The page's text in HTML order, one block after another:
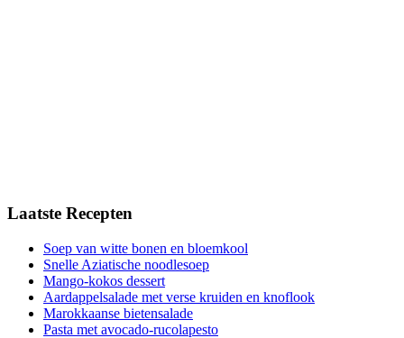
Laatste Recepten
Soep van witte bonen en bloemkool
Snelle Aziatische noodlesoep
Mango-kokos dessert
Aardappelsalade met verse kruiden en knoflook
Marokkaanse bietensalade
Pasta met avocado-rucolapesto